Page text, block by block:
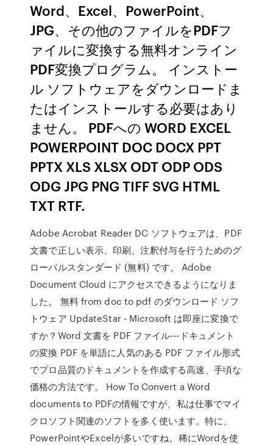
Word、Excel、PowerPoint、
JPG、その他のファイルをPDFフ
ァイルに変換する無料オンライン
PDF変換プログラム。 インストー
ル ソフトウェアをダウンロードま
たはインストールする必要はあり
ません。 PDFへの WORD EXCEL
POWERPOINT DOC DOCX PPT
PPTX XLS XLSX ODT ODP ODS
ODG JPG PNG TIFF SVG HTML
TXT RTF.
Adobe Acrobat Reader DC ソフトウェアは、PDF
文書で正しい表示、印刷、注釈付与を行うためのグ
ローバルスタンダード (無料) です。 Adobe
Document Cloud にアクセスできるようになりま
した。 無料 from doc to pdf のダウンロード ソフ
トウェア UpdateStar - Microsoft は即座に変換で
すか？Word 文書を PDF ファイル---ドキュメント
の変換 PDF を単語に人気のある PDF ファイル形式
でプロ品質のドキュメントを作成する高速、手頃な
価格の方法です。 How To Convert a Word
documents to PDFの情報ですが、私は仕事でマイ
クロソフト関連のソフトを多く使います。特に、
PowerPointやExcelが多いですね。稀にWordを使